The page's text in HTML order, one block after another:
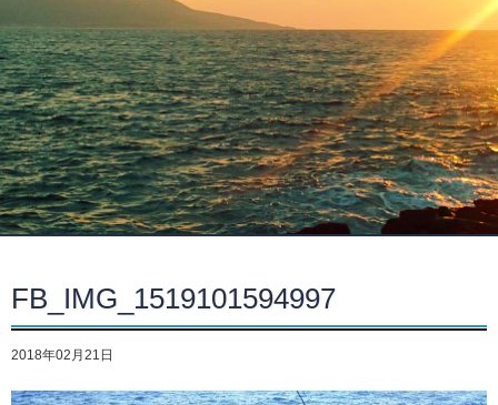
FB_IMG_1519101594997
2018年02月21日